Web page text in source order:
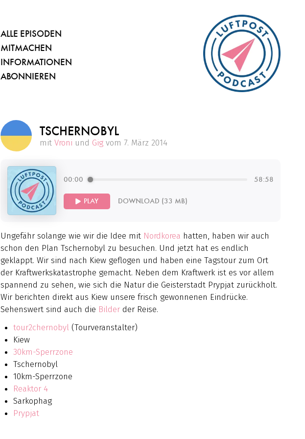
ALLE EPISODEN
MITMACHEN
INFORMATIONEN
ABONNIEREN
TSCHERNOBYL
mit Vroni und Gig vom 7. März 2014
00:00 58:58
DOWNLOAD (33 MB)
PLAY
Ungefähr solange wie wir die Idee mit Nordkorea hatten, haben wir auch
schon den Plan Tschernobyl zu besuchen. Und jetzt hat es endlich
geklappt. Wir sind nach Kiew geflogen und haben eine Tagstour zum Ort
der Kraftwerkskatastrophe gemacht. Neben dem Kraftwerk ist es vor allem
spannend zu sehen, wie sich die Natur die Geisterstadt Prypjat zurückholt.
Wir berichten direkt aus Kiew unsere frisch gewonnenen Eindrücke.
Sehenswert sind auch die Bilder der Reise.
tour2chernobyl (Tourveranstalter)
Kiew
30km-Sperrzone
Tschernobyl
10km-Sperrzone
Reaktor 4
Sarkophag
Prypjat